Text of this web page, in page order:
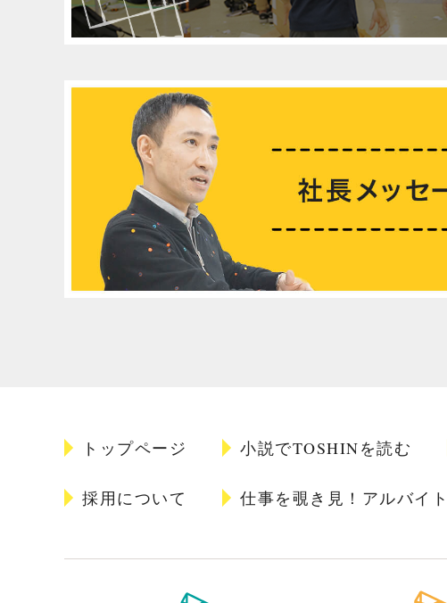
トップページ 小説でTOSHINを読む
採用について 仕事を覗き見！アルバイト